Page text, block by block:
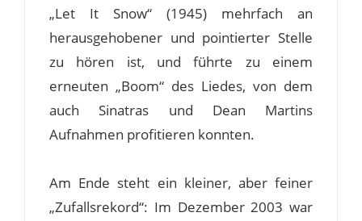
„Let It Snow“ (1945) mehrfach an
herausgehobener und pointierter Stelle
zu hören ist, und führte zu einem
erneuten „Boom“ des Liedes, von dem
auch Sinatras und Dean Martins
Aufnahmen profitieren konnten.
Am Ende steht ein kleiner, aber feiner
„Zufallsrekord“: Im Dezember 2003 war